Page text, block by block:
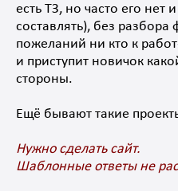
есть ТЗ, но часто его нет
составлять), без
пожеланий ни кто к
и приступит новичок
стороны.
Ещё бывают такие
Нужно сделать сайт.
Шаблонные ответы не